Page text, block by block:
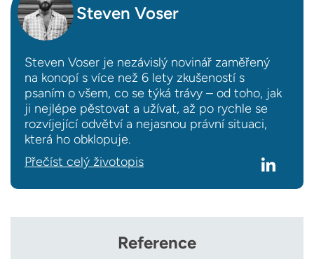
Steven Voser
Steven Voser je nezávislý novinář zaměřený
na konopí s více než 6 lety zkušeností s
psaním o všem, co se týká trávy – od toho, jak
ji nejlépe pěstovat a užívat, až po rychle se
rozvíjející odvětví a nejasnou právní situaci,
která ho obklopuje.
Přečíst celý životopis
Reference